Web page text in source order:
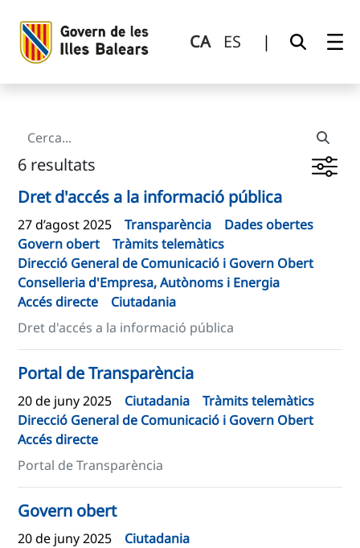
CA ES |
6 resultats
Dret d'accés a la informació pública
27 d’agost 2025 Transparència
Dades obertes
Govern obert
Tràmits telemàtics
Direcció General de Comunicació i Govern Obert
Conselleria d'Empresa, Autònoms i Energia
Accés directe
Ciutadania
Dret d'accés a la informació pública
Portal de Transparència
20 de juny 2025 Ciutadania
Tràmits telemàtics
Direcció General de Comunicació i Govern Obert
Accés directe
Portal de Transparència
Govern obert
20 de juny 2025
Ciutadania